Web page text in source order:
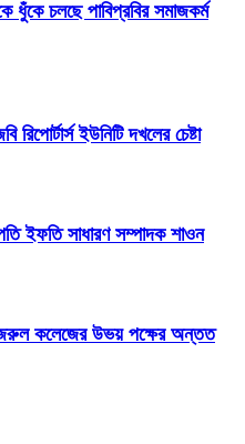
ধুঁকে চলছে পাবিপ্রবির সমাজকর্ম
ইউনিটি দখলের চেষ্টা
ইফতি সাধারণ সম্পাদক শাওন
নজরুল কলেজের উভয় পক্ষের অন্তত